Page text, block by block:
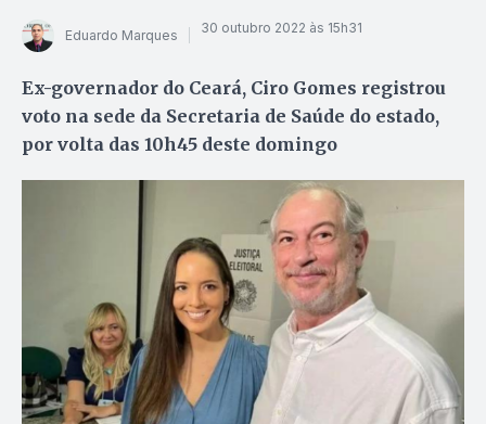
Eduardo Marques 30 outubro 2022 às 15h31
Ex-governador do Ceará, Ciro Gomes registrou
voto na sede da Secretaria de Saúde do estado,
por volta das 10h45 deste domingo